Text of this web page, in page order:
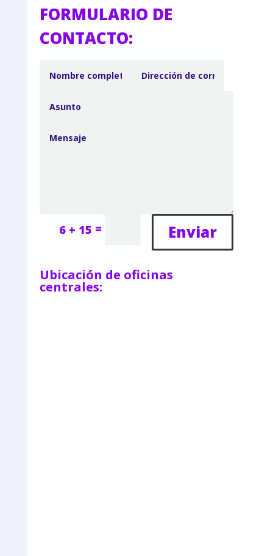
FORMULARIO DE
CONTACTO:
6 + 15 = Enviar
Ubicación de oficinas
centrales: